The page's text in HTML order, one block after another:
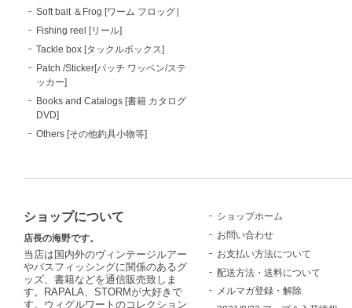
Soft bait ＆Frog [ワーム フロッグ］
Fishing reel [リール]
Tackle box [タックルボックス]
Patch /Sticker[パッチ ワッペン/ステ
ッカー]
Books and Catalogs [書籍 カタログ
DVD]
Others [その他釣具小物等]
ショップについて
店長の海野です。
当店は国内外のヴィンテージルアー
やバスフィッシングに関係のあるグ
ッズ、書籍などを通信販売致しま
す。RAPALA、STORMが大好きで
す。ウィグルワートのコレクション
ショップホーム
お問い合わせ
お支払い方法について
配送方法・送料について
メルマガ登録・解除